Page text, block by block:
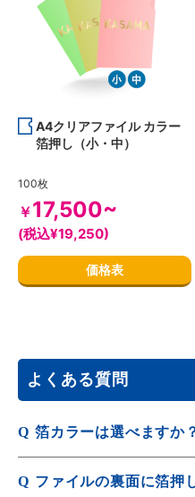
A4クリアファイル カラー
箔押し（小・中）
100枚
￥17,500~
(税込¥19,250)
価格表
よくある質問
Q 箔カラーは選べますか
A
メタリック、ブルーメタ
Q ファイルの裏面に箔押